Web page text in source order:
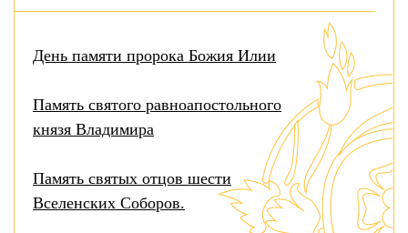
День памяти пророка Божия Илии
Память святого равноапостольного
князя Владимира
Память святых отцов шести
Вселенских Соборов.